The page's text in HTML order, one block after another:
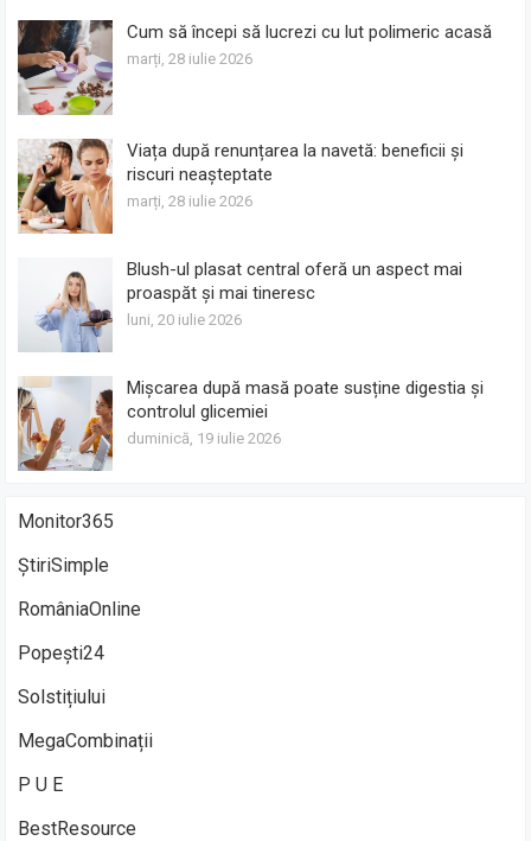
Cum să începi să lucrezi cu lut polimeric acasă
marți, 28 iulie 2026
Viața după renunțarea la navetă: beneficii și
riscuri neașteptate
marți, 28 iulie 2026
Blush-ul plasat central oferă un aspect mai
proaspăt și mai tineresc
luni, 20 iulie 2026
Mișcarea după masă poate susține digestia și
controlul glicemiei
duminică, 19 iulie 2026
Monitor365
ȘtiriSimple
RomâniaOnline
Popești24
Solstițiului
MegaCombinații
P U E
BestResource